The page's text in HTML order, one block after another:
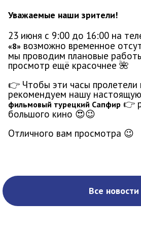
Уважаемые наши зрители!
23 июня с 9:00 до 16:00 на
«8»
мы проводим плановые работы, чтобы
просмотр ещё красочнее 🌺
👉
рекомендуем нашу
фильмовый турецкий Сапфир 👉
большого кино 😍😉
Отличного вам просмотра 😉
Все новости